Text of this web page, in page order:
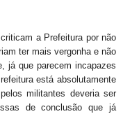
a Prefeitura por não
ter mais vergonha e não
já que parecem incapazes
está absolutamente
militantes deveria ser
de conclusão que já